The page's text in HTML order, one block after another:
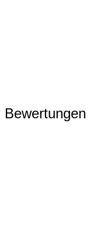
Bewertungen